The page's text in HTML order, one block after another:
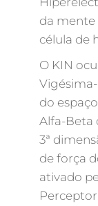
da mente
célula de
O KIN
do
Alfa-Beta
3ª
de força
ativado